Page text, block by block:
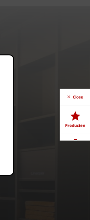
Close
Producten